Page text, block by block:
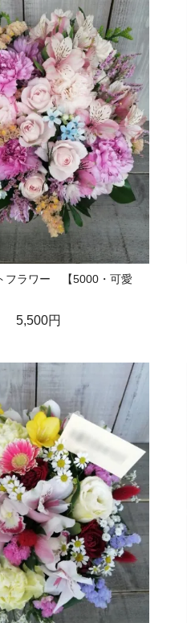
フラワー 【5000・可愛
5,500円